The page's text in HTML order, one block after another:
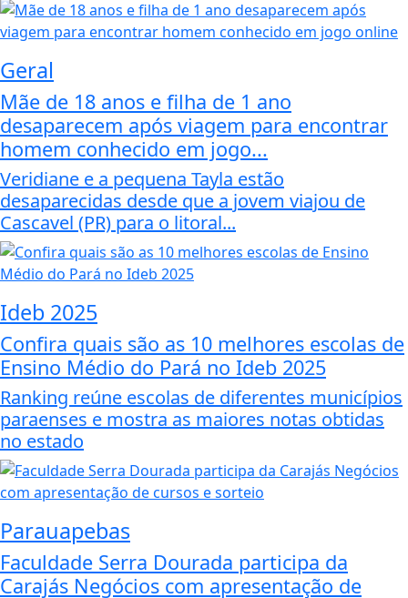
Geral
Mãe de 18 anos e filha de 1 ano
desaparecem após viagem para encontrar
homem conhecido em jogo...
Veridiane e a pequena Tayla estão
desaparecidas desde que a jovem viajou de
Cascavel (PR) para o litoral...
Ideb 2025
Confira quais são as 10 melhores escolas de
Ensino Médio do Pará no Ideb 2025
Ranking reúne escolas de diferentes municípios
paraenses e mostra as maiores notas obtidas
no estado
Parauapebas
Faculdade Serra Dourada participa da
Carajás Negócios com apresentação de